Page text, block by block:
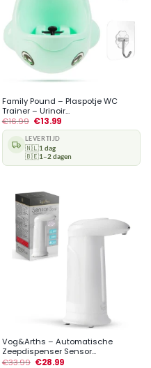
Family Pound – Plaspotje WC
Trainer – Urinoir...
€16.99 €13.99
LEVERTIJD
🇳🇱1 dag
🇧🇪1–2 dagen
Vog&Arths – Automatische
Zeepdispenser Sensor...
€33.99 €28.99